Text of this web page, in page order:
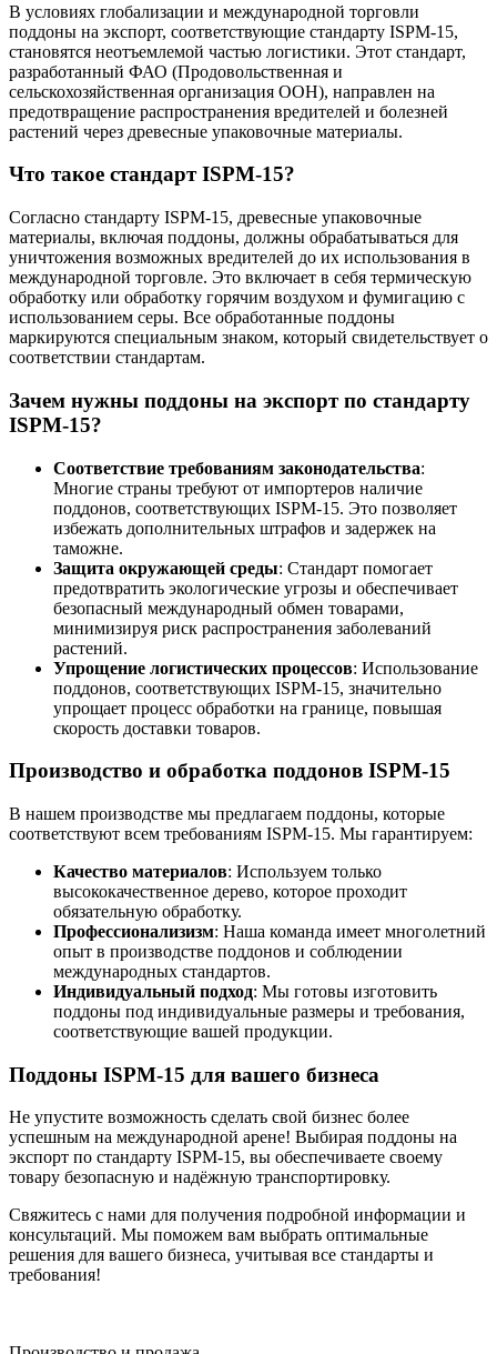
В условиях глобализации и международной торговли
поддоны на экспорт, соответствующие стандарту ISPM-15,
становятся неотъемлемой частью логистики. Этот стандарт,
разработанный ФАО (Продовольственная и
сельскохозяйственная организация ООН), направлен на
предотвращение распространения вредителей и болезней
растений через древесные упаковочные материалы.
Что такое стандарт ISPM-15?
Согласно стандарту ISPM-15, древесные упаковочные
материалы, включая поддоны, должны обрабатываться для
уничтожения возможных вредителей до их использования в
международной торговле. Это включает в себя термическую
обработку или обработку горячим воздухом и фумигацию с
использованием серы. Все обработанные поддоны
маркируются специальным знаком, который свидетельствует о
соответствии стандартам.
Зачем нужны поддоны на экспорт по стандарту
ISPM-15?
Соответствие требованиям законодательства:
Многие страны требуют от импортеров наличие
поддонов, соответствующих ISPM-15. Это позволяет
избежать дополнительных штрафов и задержек на
таможне.
Защита окружающей среды: Стандарт помогает
предотвратить экологические угрозы и обеспечивает
безопасный международный обмен товарами,
минимизируя риск распространения заболеваний
растений.
Упрощение логистических процессов: Использование
поддонов, соответствующих ISPM-15, значительно
упрощает процесс обработки на границе, повышая
скорость доставки товаров.
Производство и обработка поддонов ISPM-15
В нашем производстве мы предлагаем поддоны, которые
соответствуют всем требованиям ISPM-15. Мы гарантируем:
Качество материалов: Используем только
высококачественное дерево, которое проходит
обязательную обработку.
Профессионализизм: Наша команда имеет многолетний
опыт в производстве поддонов и соблюдении
международных стандартов.
Индивидуальный подход: Мы готовы изготовить
поддоны под индивидуальные размеры и требования,
соответствующие вашей продукции.
Поддоны ISPM-15 для вашего бизнеса
Не упустите возможность сделать свой бизнес более
успешным на международной арене! Выбирая поддоны на
экспорт по стандарту ISPM-15, вы обеспечиваете своему
товару безопасную и надёжную транспортировку.
Свяжитесь с нами для получения подробной информации и
консультаций. Мы поможем вам выбрать оптимальные
решения для вашего бизнеса, учитывая все стандарты и
требования!